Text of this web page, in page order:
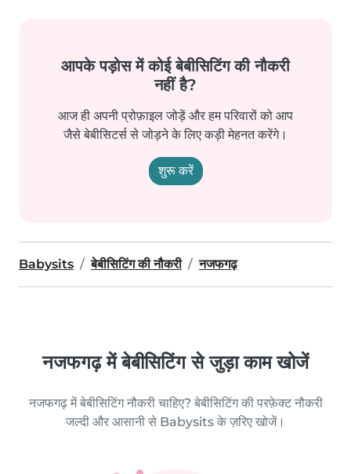
आपके पड़ोस में कोई बेबीसिटिंग की नौकरी
नहीं है?
आज ही अपनी प्रोफ़ाइल जोड़ें और हम परिवारों को आप
जैसे बेबीसिटर्स से जोड़ने के लिए कड़ी मेहनत करेंगे।
शुरू करें
Babysits बेबीसिटिंग की नौकरी नजफगढ़
नजफगढ़ में बेबीसिटिंग से जुड़ा काम खोजें
नजफगढ़ में बेबीसिटिंग नौकरी चाहिए? बेबीसिटिंग की परफ़ेक्ट नौकरी
जल्दी और आसानी से Babysits के ज़रिए खोजें।